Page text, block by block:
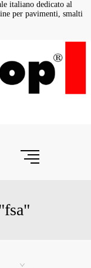
italiano dedicato al
per pavimenti, smalti